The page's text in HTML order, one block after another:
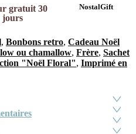
gratuit 30
jours
NostalGift
, Bonbons retro, Cadeau Noël
ou chamallow, Frère, Sachet
"Noël Floral", Imprimé en